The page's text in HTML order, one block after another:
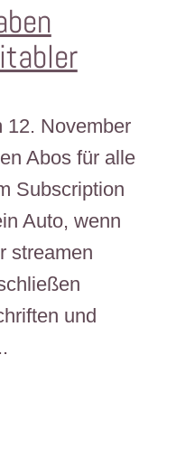
12. November
Abos für alle
Subscription
Auto, wenn
streamen
und